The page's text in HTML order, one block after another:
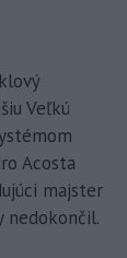
Veľkú
Acosta
majster
nedokončil.